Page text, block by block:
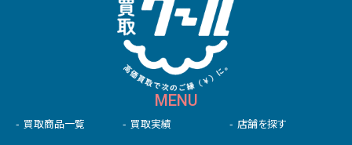
MENU
買取商品一覧 買取実績 店舗を探す